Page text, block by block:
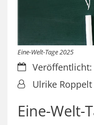
Eine-Welt-Tage 2025
Datum:Veröffentlicht:
Von:Ulrike Roppelt
Eine-Welt-